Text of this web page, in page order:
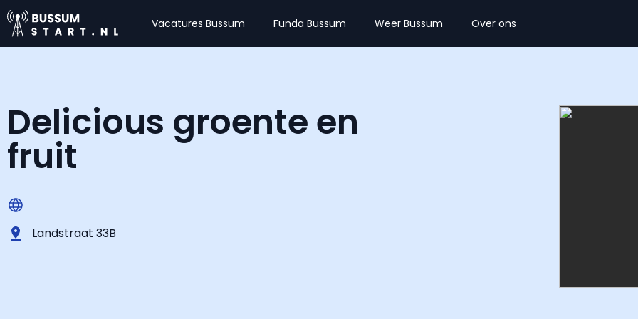
Vacatures Bussum Funda Bussum Weer Bussum Over ons
Delicious groente en
fruit
Landstraat 33B